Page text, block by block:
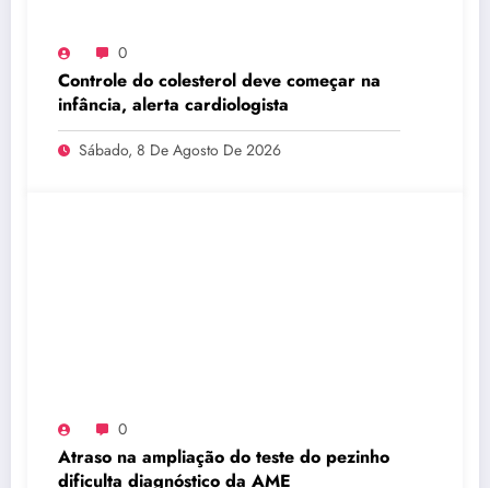
0
Controle do colesterol deve começar na
infância, alerta cardiologista
Sábado, 8 De Agosto De 2026
0
Atraso na ampliação do teste do pezinho
dificulta diagnóstico da AME